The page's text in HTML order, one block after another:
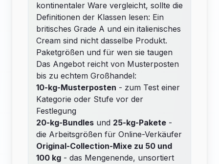
kontinentaler Ware vergleicht, sollte die
Definitionen der Klassen lesen: Ein
britisches Grade A und ein italienisches
Cream sind nicht dasselbe Produkt.
Paketgrößen und für wen sie taugen
Das Angebot reicht von Musterposten
bis zu echtem Großhandel:
10-kg-Musterposten - zum Test einer
Kategorie oder Stufe vor der
Festlegung
20-kg-Bundles und 25-kg-Pakete -
die Arbeitsgrößen für Online-Verkäufer
Original-Collection-Mixe zu 50 und
100 kg - das Mengenende, unsortiert